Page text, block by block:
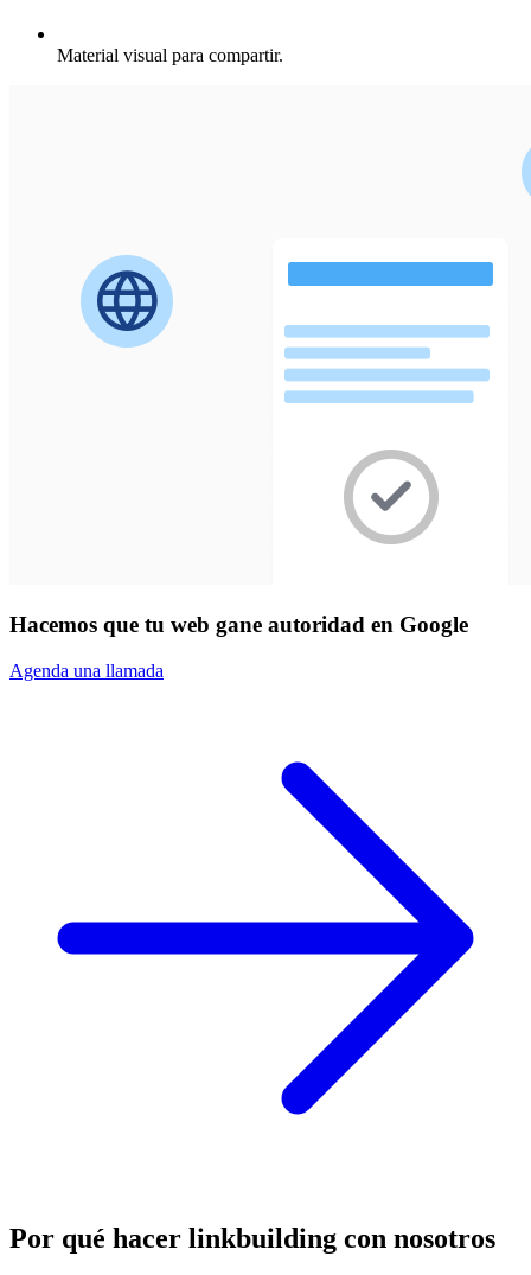
Material visual para compartir.
Hacemos que tu web gane autoridad en Google
Agenda una llamada
Por qué hacer linkbuilding con nosotros